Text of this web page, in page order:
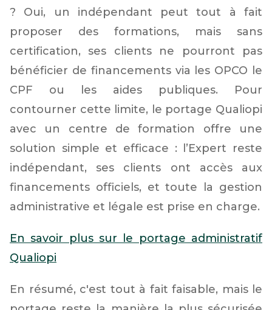
? Oui, un indépendant peut tout à fait
proposer des formations, mais sans
certification, ses clients ne pourront pas
bénéficier de financements via les OPCO le
CPF ou les aides publiques. Pour
contourner cette limite, le portage Qualiopi
avec un centre de formation offre une
solution simple et efficace : l’Expert reste
indépendant, ses clients ont accès aux
financements officiels, et toute la gestion
administrative et légale est prise en charge.
En savoir plus sur le portage administratif
Qualiopi
En résumé, c'est tout à fait faisable, mais le